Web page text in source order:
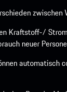
zwischen
Kraftstoff-/
neuer
automatisch